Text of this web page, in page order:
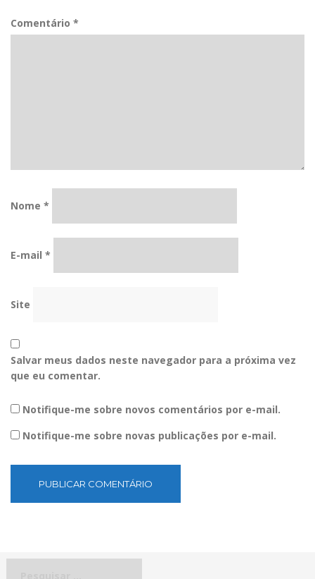
Comentário *
Nome *
E-mail *
Site
Salvar meus dados neste navegador para a próxima vez
que eu comentar.
Notifique-me sobre novos comentários por e-mail.
Notifique-me sobre novas publicações por e-mail.